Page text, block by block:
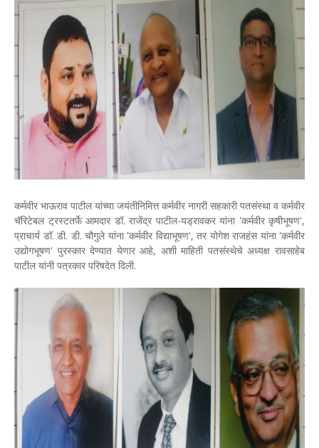
कर्मवीर भाऊराव पाटील यांच्या जयंतीनिमित्त कर्मवीर नागरी सहकारी पतसंस्था व कर्मवीर
चॅरिटेबल ट्रस्टतर्फे आमदार डॉ. राजेंद्र पाटील-यड्रावकर यांना 'कर्मवीर कृषीभूषण',
प्राचार्य डॉ. डी. डी. चौगुले यांना 'कर्मवीर विद्याभूषण', तर योगेश राजहंस यांना 'कर्मवीर
उद्योगभूषण' पुरस्कार देण्यात येणार आहे, अशी माहिती पतसंस्थेचे अध्यक्ष रावसाहेब
पाटील यांनी पत्रकार परिषदेत दिली.